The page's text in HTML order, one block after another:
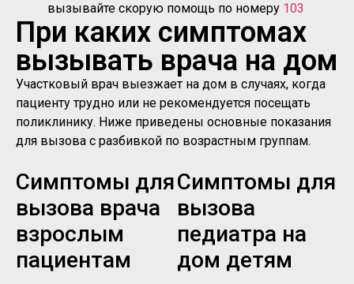
вызывайте скорую помощь по номеру 103
При каких симптомах
вызывать врача на дом
Участковый врач выезжает на дом в случаях, когда
пациенту трудно или не рекомендуется посещать
поликлинику. Ниже приведены основные показания
для вызова с разбивкой по возрастным группам.
Симптомы для
вызова врача
взрослым
пациентам
Симптомы для
вызова
педиатра на
дом детям